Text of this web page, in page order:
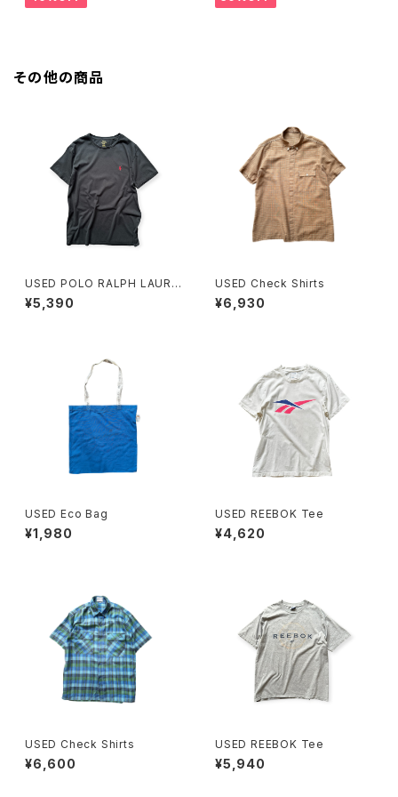
その他の商品
USED POLO RALPH LAURE
N Tee
¥5,390
USED Check Shirts
¥6,930
USED Eco Bag
¥1,980
USED REEBOK Tee
¥4,620
USED Check Shirts
¥6,600
USED REEBOK Tee
¥5,940